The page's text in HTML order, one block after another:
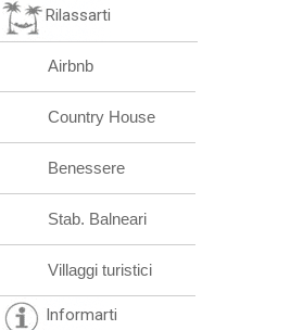
Rilassarti
Airbnb
Country House
Benessere
Stab. Balneari
Villaggi turistici
Informarti